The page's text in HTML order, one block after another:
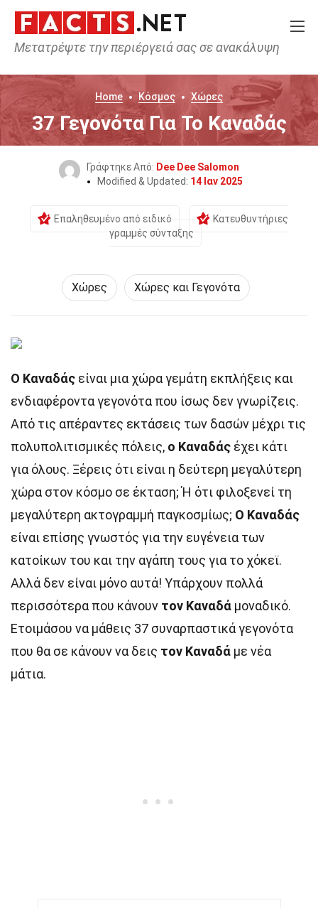
Μετατρέψτε την περιέργειά σας σε ανακάλυψη
Home Κόσμος Χώρες
37 Γεγονότα Για Το Καναδάς
Γράφτηκε Από: Dee Dee Salomon
Modified & Updated: 14 Ιαν 2025
Επαληθευμένο από ειδικό
Κατευθυντήριες
γραμμές σύνταξης
Χώρες Χώρες και Γεγονότα
Ο Καναδάς είναι μια χώρα γεμάτη εκπλήξεις και
ενδιαφέροντα γεγονότα που ίσως δεν γνωρίζεις.
Από τις απέραντες εκτάσεις των δασών μέχρι τις
πολυπολιτισμικές πόλεις, ο Καναδάς έχει κάτι
για όλους. Ξέρεις ότι είναι η δεύτερη μεγαλύτερη
χώρα στον κόσμο σε έκταση; Ή ότι φιλοξενεί τη
μεγαλύτερη ακτογραμμή παγκοσμίως; Ο Καναδάς
είναι επίσης γνωστός για την ευγένεια των
κατοίκων του και την αγάπη τους για το χόκεϊ.
Αλλά δεν είναι μόνο αυτά! Υπάρχουν πολλά
περισσότερα που κάνουν τον Καναδά μοναδικό.
Ετοιμάσου να μάθεις 37 συναρπαστικά γεγονότα
που θα σε κάνουν να δεις τον Καναδά με νέα
μάτια.